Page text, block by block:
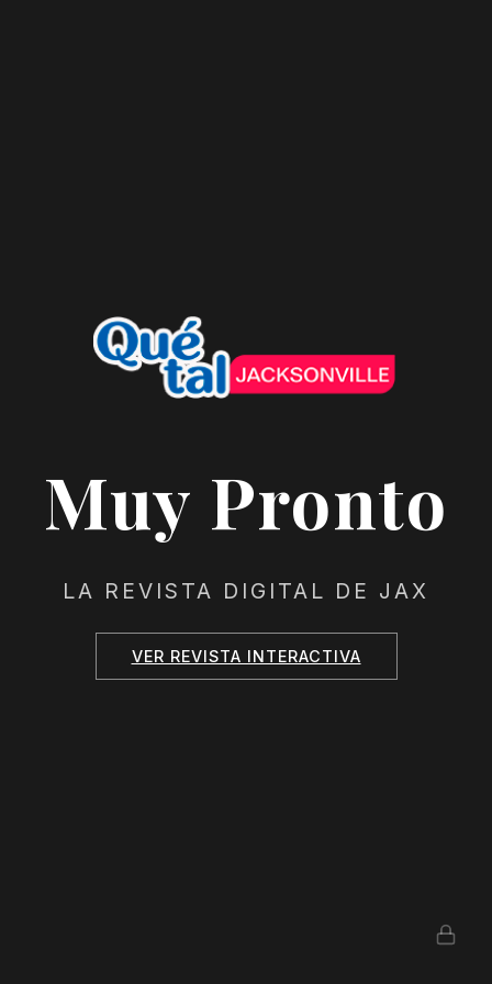
Muy Pronto
LA REVISTA DIGITAL DE JAX
VER REVISTA INTERACTIVA